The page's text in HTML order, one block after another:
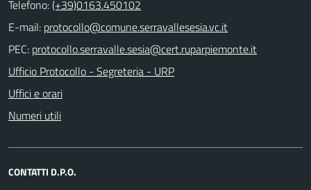
Telefono:(+39)0163.450102
E-mail:
PEC:
Ufficio Protocollo - Segreteria - URP
Uffici e orari
Numeri utili
CONTATTI D.P.O.